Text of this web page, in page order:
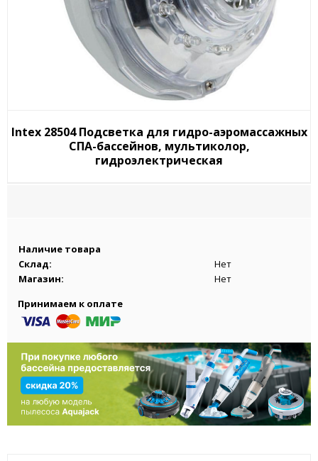
Intex 28504 Подсветка для гидро-аэромассажных
СПА-бассейнов, мультиколор,
гидроэлектрическая
Наличие товара
Склад:
Нет
Магазин:
Нет
Принимаем к оплате